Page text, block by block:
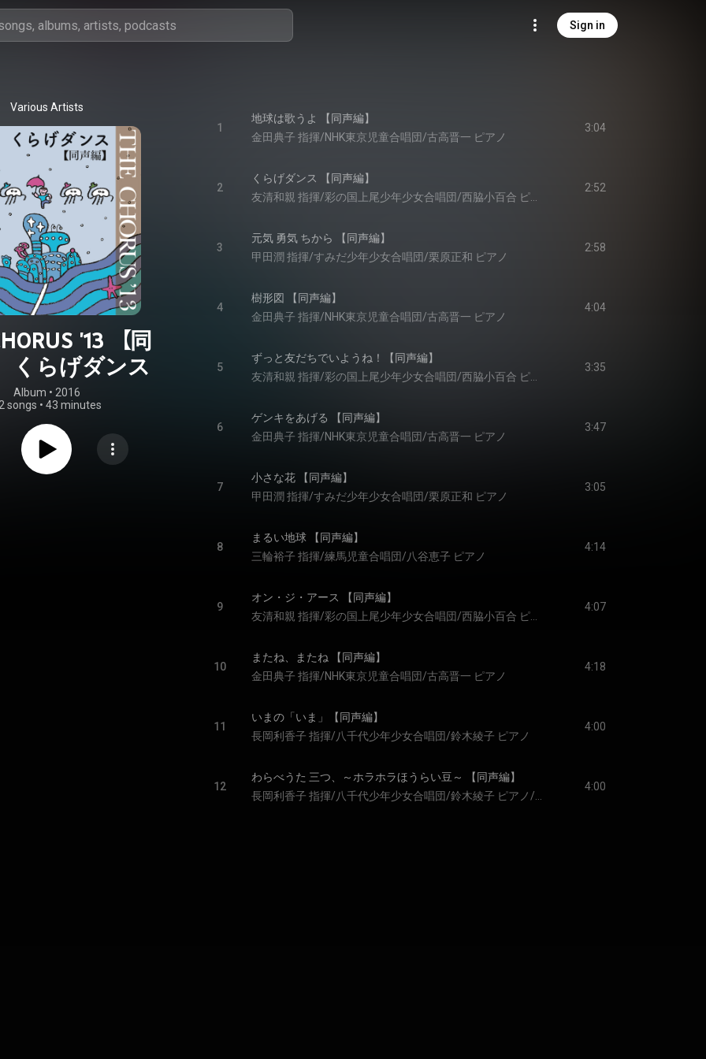
Sign in
Various Artists
'13 【同
くらげダンス
Album • 2016
songs • 43 minutes
1
地球は歌うよ 【同声編】
金田典子 指揮/NHK東京児童合唱団/古高晋一 ピアノ
3:04
2
くらげダンス 【同声編】
2:52
3
元気 勇気 ちから 【同声編】
甲田潤 指揮/すみだ少年少女合唱団/栗原正和 ピアノ
2:58
4
樹形図 【同声編】
金田典子 指揮/NHK東京児童合唱団/古高晋一 ピアノ
4:04
5
ずっと友だちでいようね！【同声編】
3:35
6
ゲンキをあげる 【同声編】
金田典子 指揮/NHK東京児童合唱団/古高晋一 ピアノ
3:47
7
小さな花 【同声編】
甲田潤 指揮/すみだ少年少女合唱団/栗原正和 ピアノ
3:05
8
まるい地球 【同声編】
三輪裕子 指揮/練馬児童合唱団/八谷恵子 ピアノ
4:14
9
オン・ジ・アース 【同声編】
4:07
10
またね、またね 【同声編】
金田典子 指揮/NHK東京児童合唱団/古高晋一 ピアノ
4:18
11
いまの「いま」【同声編】
長岡利香子 指揮/八千代少年少女合唱団/鈴木綾子 ピアノ
4:00
12
わらべうた 三つ、～ホラホラほうらい豆～ 【同声編】
4:00